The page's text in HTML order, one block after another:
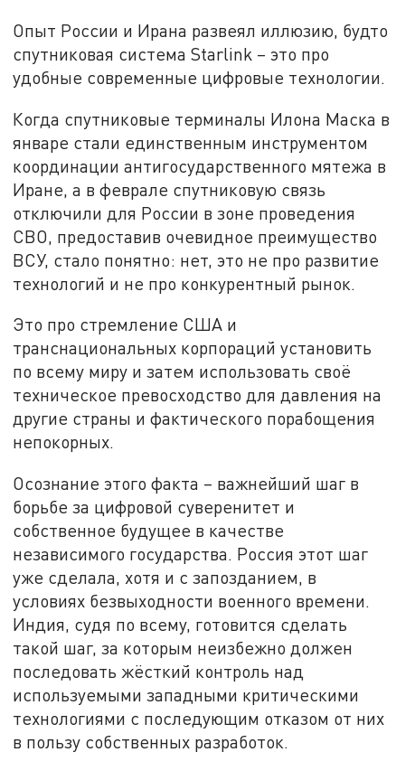
Опыт России и Ирана развеял иллюзию, будто
спутниковая система Starlink – это про
удобные современные цифровые технологии.
Когда спутниковые терминалы Илона Маска в
январе стали единственным инструментом
координации антигосударственного мятежа в
Иране, а в феврале спутниковую связь
отключили для России в зоне проведения
СВО, предоставив очевидное преимущество
ВСУ, стало понятно: нет, это не про развитие
технологий и не про конкурентный рынок.
Это про стремление США и
транснациональных корпораций установить
по всему миру и затем использовать своё
техническое превосходство для давления на
другие страны и фактического порабощения
непокорных.
Осознание этого факта – важнейший шаг в
борьбе за цифровой суверенитет и
собственное будущее в качестве
независимого государства. Россия этот шаг
уже сделала, хотя и с запозданием, в
условиях безвыходности военного времени.
Индия, судя по всему, готовится сделать
такой шаг, за которым неизбежно должен
последовать жёсткий контроль над
используемыми западными критическими
технологиями с последующим отказом от них
в пользу собственных разработок.